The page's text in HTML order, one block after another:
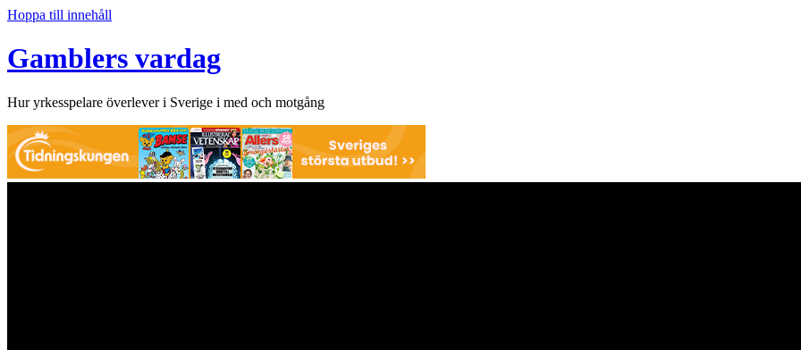
Hoppa till innehåll
Gamblers vardag
Hur yrkesspelare överlever i Sverige i med och motgång